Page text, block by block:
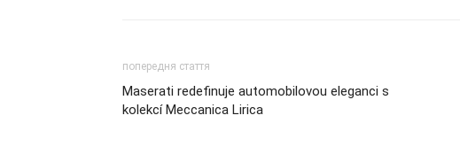
попередня стаття
Maserati redefinuje automobilovou eleganci s
kolekcí Meccanica Lirica